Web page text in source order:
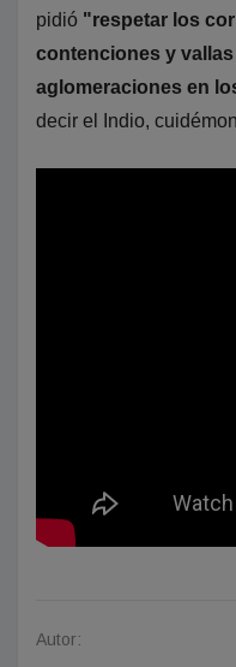
pidió "respetar los
contenciones y
aglomeraciones en
decir el Indio,
Autor: